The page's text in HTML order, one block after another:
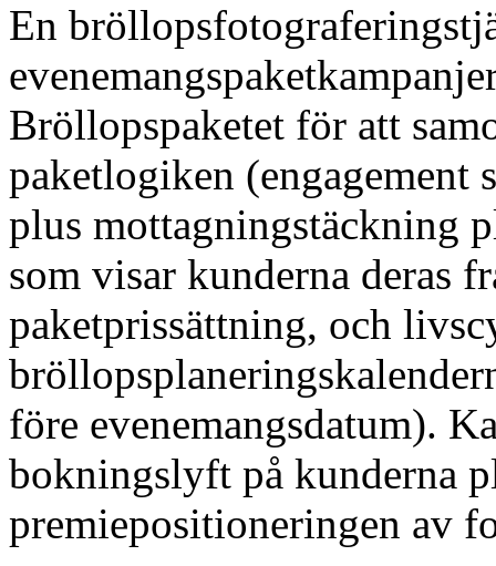
En
Bröllopspaketet för att
paketlogiken (engagement
plus mottagningstäckning
som visar kunderna deras
paketprissättning, och
före evenemangsdatum).
bokningslyft på kunderna
premiepositioneringen av